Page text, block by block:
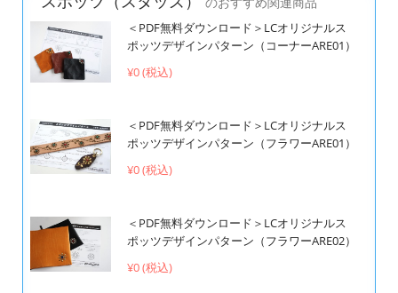
＜PDF無料ダウンロード＞LCオリジナルス
ポッツデザインパターン（コーナーARE01）
¥0 (税込)
＜PDF無料ダウンロード＞LCオリジナルス
ポッツデザインパターン（フラワーARE01）
¥0 (税込)
＜PDF無料ダウンロード＞LCオリジナルス
ポッツデザインパターン（フラワーARE02）
¥0 (税込)